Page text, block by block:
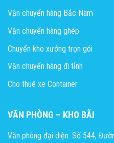
Vận chuyển hàng Bắc Nam
Vận chuyển hàng ghép
Chuyển kho xưởng trọn gói
Vận chuyển hàng đi tỉnh
Cho thuê xe Container
VĂN PHÒNG – KHO BÃI
Văn phòng đại diện: Số 544,